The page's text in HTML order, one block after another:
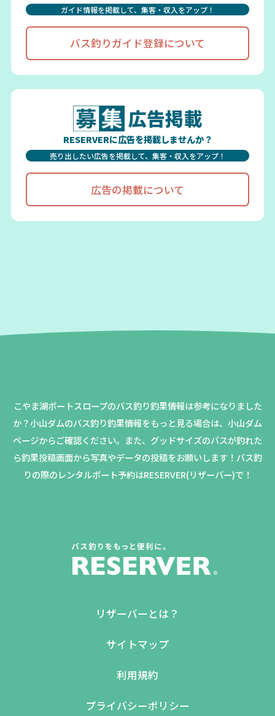
ガイド情報を掲載して、集客・収入をアップ！
バス釣りガイド登録について
広告掲載
RESERVERに広告を掲載しませんか？
売り出したい広告を掲載して、集客・収入をアップ！
広告の掲載について
こやま湖ボートスロープのバス釣り釣果情報は参考になりました
か？小山ダムのバス釣り釣果情報をもっと見る場合は、小山ダム
ページからご確認ください。 また、グッドサイズのバスが釣れた
ら釣果投稿画面から写真やデータの投稿をお願いします！バス釣
りの際のレンタルボート予約はRESERVER(リザーバー)で！
リザーバーとは？
サイトマップ
利用規約
プライバシーポリシー